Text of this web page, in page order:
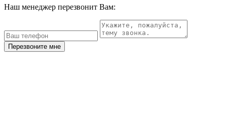
Наш менеджер перезвонит Вам:
Перезвоните мне